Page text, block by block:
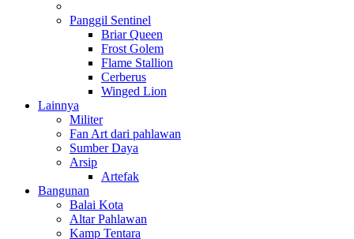
Panggil Sentinel
Briar Queen
Frost Golem
Flame Stallion
Cerberus
Winged Lion
Lainnya
Militer
Fan Art dari pahlawan
Sumber Daya
Arsip
Artefak
Bangunan
Balai Kota
Altar Pahlawan
Kamp Tentara